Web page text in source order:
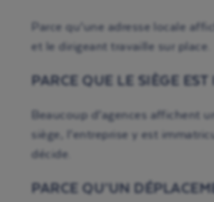
Parce qu’une adresse locale
et le dirigeant travaille sur place.
PARCE QUE LE SIÈGE
Beaucoup d’agences affichent
siège, l’entreprise y est
décide.
PARCE QU’UN